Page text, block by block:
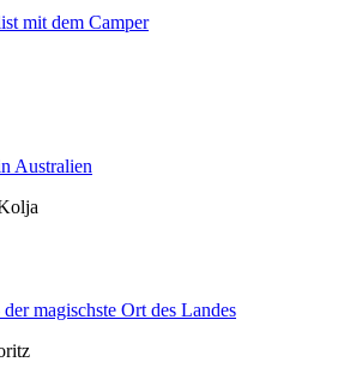
mit dem Camper
Australien
magischste Ort des Landes